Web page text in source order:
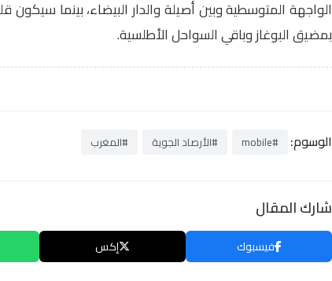
الواجهة المتوسطية وبين أصيلة والدار البيضاء، بينما سيكون
بمضيق البوغاز وباقي السواحل الأطلسية.
الوسوم: #mobile #الأرصاد الجوية #المغرب
شارك المقال
فيسبوك إكس